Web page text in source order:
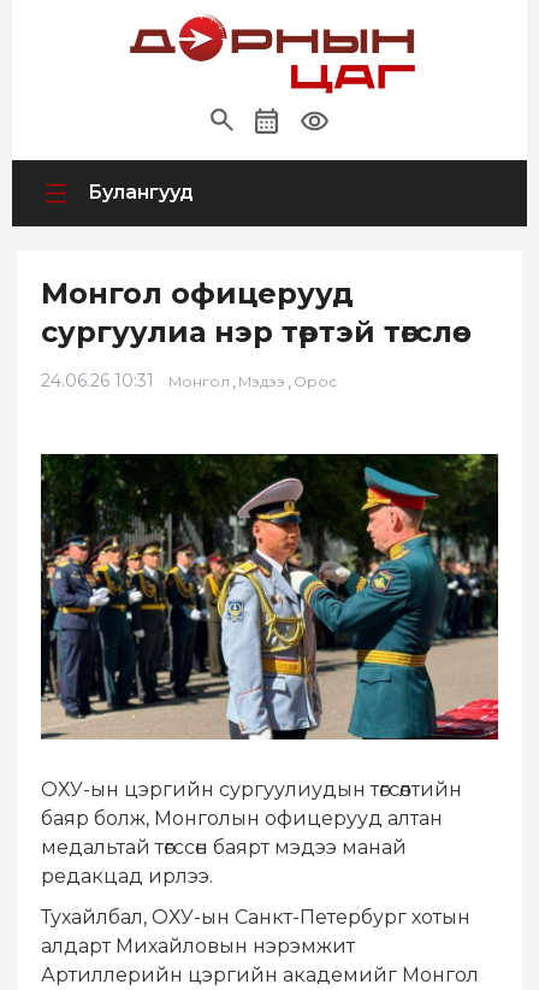
Булангууд
Монгол офицерууд
сургуулиа нэр төртэй төгслөө
24.06.26 10:31 Монгол , Мэдээ , Орос
ОХУ-ын цэргийн сургуулиудын төгсөлтийн
баяр болж, Монголын офицерууд алтан
медальтай төгссөн баярт мэдээ манай
редакцад ирлээ.
Тухайлбал, ОХУ-ын Санкт-Петербург хотын
алдарт Михайловын нэрэмжит
Артиллерийн цэргийн академийг Монгол